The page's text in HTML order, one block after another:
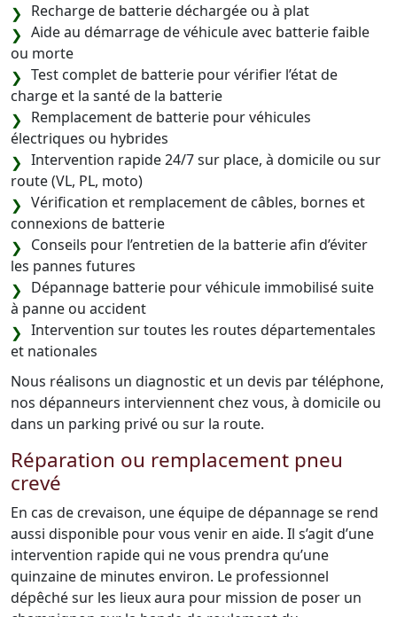
Recharge de batterie déchargée ou à plat
Aide au démarrage de véhicule avec batterie faible
ou morte
Test complet de batterie pour vérifier l’état de
charge et la santé de la batterie
Remplacement de batterie pour véhicules
électriques ou hybrides
Intervention rapide 24/7 sur place, à domicile ou sur
route (VL, PL, moto)
Vérification et remplacement de câbles, bornes et
connexions de batterie
Conseils pour l’entretien de la batterie afin d’éviter
les pannes futures
Dépannage batterie pour véhicule immobilisé suite
à panne ou accident
Intervention sur toutes les routes départementales
et nationales
Nous réalisons un diagnostic et un devis par téléphone,
nos dépanneurs interviennent chez vous, à domicile ou
dans un parking privé ou sur la route.
Réparation ou remplacement pneu
crevé
En cas de crevaison, une équipe de dépannage se rend
aussi disponible pour vous venir en aide. Il s’agit d’une
intervention rapide qui ne vous prendra qu’une
quinzaine de minutes environ. Le professionnel
dépêché sur les lieux aura pour mission de poser un